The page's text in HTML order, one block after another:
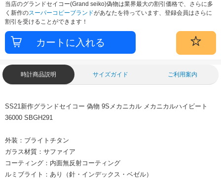
当店のグランドセイコー(Grand seiko)偽物は業界最大の割引価格で、さらに多
く新作のスーパーコピーブランドがあなたを待っています、登録会員はさらに
割引を受けることができます！
時計商品説明 サイズガイド ご利用案内
SS21新作グランドセイコー 偽物 9Sメカニカル メカニカルハイビート
36000 SBGH291
外装：ブライトチタン
ガラス材質：サファイア
コーティング：内面無反射コーティング
ルミブライト：あり（針・インデックス・ベゼル）